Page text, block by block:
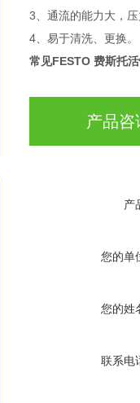
3、通流的能力大，
4、易于清洗、更换。
常见FESTO 费斯托
产品咨
产
您的单
您的姓
联系电